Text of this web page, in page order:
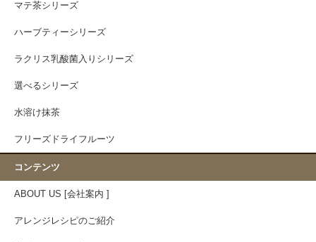
マテ茶シリーズ
ハーブティーシリーズ
ラクリス乳酸菌入りシリーズ
選べるシリーズ
水溶け抹茶
フリーズドライフルーツ
コンテンツ
ABOUT US [会社案内 ]
アレンジレシピのご紹介